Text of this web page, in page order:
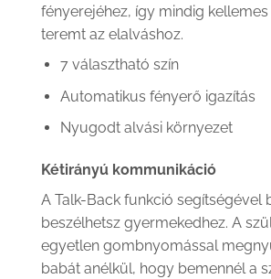
fényerejéhez, így mindig
teremt az elalváshoz.
7 választható szín
Automatikus fényerő igazítás
Nyugodt alvási környezet
Kétirányú kommunikáció
A Talk-Back funkció segítségével
beszélhetsz gyermekedhez. A
egyetlen gombnyomással
babát anélkül, hogy bemennél a